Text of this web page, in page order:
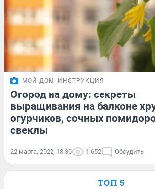
МОЙ ДОМ ИНСТРУКЦИЯ
Огород на дому: секреты
выращивания на балконе
огурчиков, сочных
свеклы
22 марта, 2022, 18:30 1 652 Обсудить
ТОП 5